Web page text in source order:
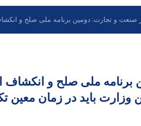
و تجارت: دومین برنامه ملی صلح و انکشاف افغانستان و برنامۀ
ملی صلح و انکشاف